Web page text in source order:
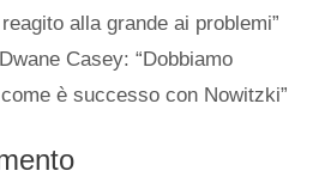
alla grande ai problemi”
Casey: “Dobbiamo
è successo con Nowitzki”